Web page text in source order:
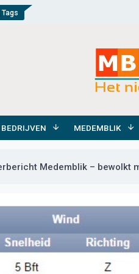
BEDRIJVEN MEDEMBLIK
Medemblik – bewolkt